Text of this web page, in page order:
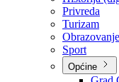
O kantonu
Simboli
Historija
Privreda
Turizam
Obrazovanje